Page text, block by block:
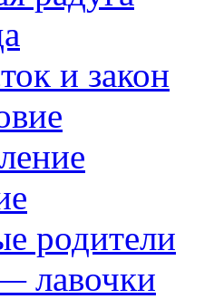
и закон
родители
лавочки